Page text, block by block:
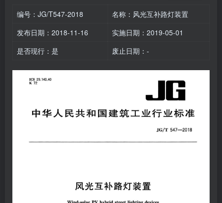
编号：JG/T547-2018
名称：风光互补路灯装置
发布日期：2018-11-16
实施日期：2019-05-01
是否现行：是
废止日期：-